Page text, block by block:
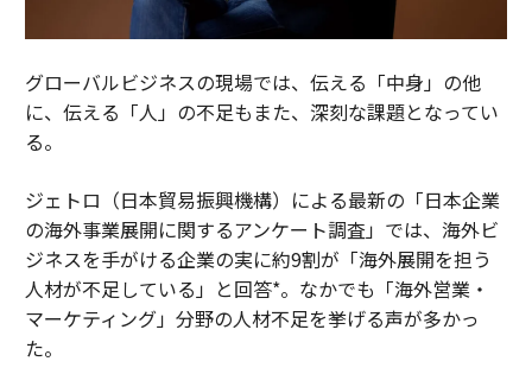
グローバルビジネスの現場では、伝える「中身」の他
に、伝える「人」の不足もまた、深刻な課題となってい
る。
ジェトロ（日本貿易振興機構）による最新の「日本企業
の海外事業展開に関するアンケート調査」では、海外ビ
ジネスを手がける企業の実に約9割が「海外展開を担う
人材が不足している」と回答*。なかでも「海外営業・
マーケティング」分野の人材不足を挙げる声が多かっ
た。